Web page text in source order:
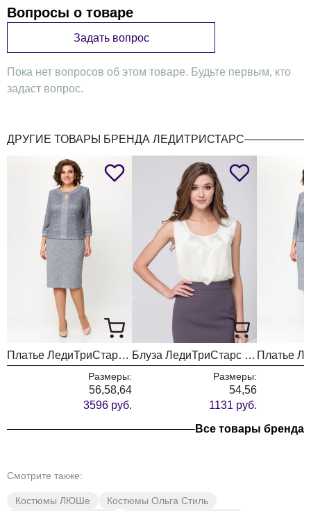
Вопросы о товаре
Задать вопрос
Пока нет вопросов об этом товаре. Будьте первым, кто
задаст вопрос.
ДРУГИЕ ТОВАРЫ БРЕНДА ЛЕДИТРИСТАРС
Платье ЛедиТриСтарс 2497 серо-красная клетка+ серый
Размеры:
56,58,64
3596 руб.
Блуза ЛедиТриСтарс 1818 молочный
Размеры:
54,56
1131 руб.
Все товары бренда
Смотрите также:
Костюмы ЛЮШе
Костюмы Ольга Стиль